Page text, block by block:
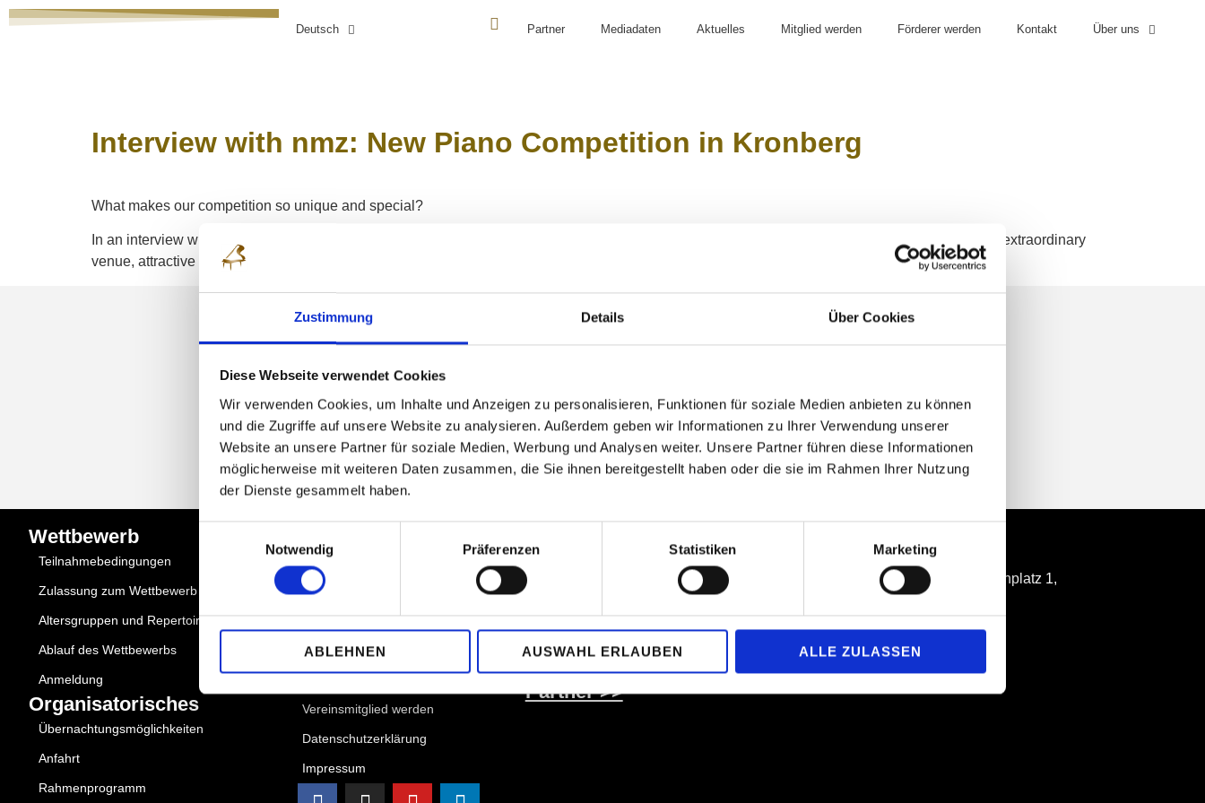
Zustimmung Details Über Cookies
Diese Webseite verwendet Cookies
Wir verwenden Cookies, um Inhalte und Anzeigen zu personalisieren, Funktionen für soziale Medien anbieten zu können
und die Zugriffe auf unsere Website zu analysieren. Außerdem geben wir Informationen zu Ihrer Verwendung unserer
Website an unsere Partner für soziale Medien, Werbung und Analysen weiter. Unsere Partner führen diese Informationen
möglicherweise mit weiteren Daten zusammen, die Sie ihnen bereitgestellt haben oder die sie im Rahmen Ihrer Nutzung
der Dienste gesammelt haben.
Notwendig
Präferenzen Statistiken Marketing
ABLEHNEN AUSWAHL ERLAUBEN ALLE ZULASSEN
Deutsch Partner Mediadaten Aktuelles Mitglied werden Förderer werden Kontakt Über uns
Interview with nmz: New Piano Competition in Kronberg
What makes our competition so unique and special?
In an interview with #nmz, our artistic director Ulrike Danne-Feldmann answered these questions, the highlights of our piano competition with its extraordinary
venue, attractive prizes in seven age groups, a festive prizewinners’ concert and much more.
NEWSLETTER ABONNIEREN
Wettbewerb
Teilnahmebedingungen
Zulassung zum Wettbewerb
Altersgruppen und Repertoire
Ablauf des Wettbewerbs
Anmeldung
Organisatorisches
Übernachtungsmöglichkeiten
Anfahrt
Rahmenprogramm
Über uns
Partner
Mediadaten
Aktuelles
Vereinsmitglied werden
Datenschutzerklärung
Impressum
info at piano-competition-kronberg.de
Montag bis Freitag 9:30 bis 18 Uhr
Mitgliedschaften
Partner >>
Casals Forum: Beethovenplatz 1,
D-61476 Kronberg Ts.